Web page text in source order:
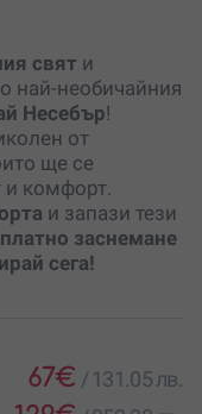
свят и
най-необичайния
Несебър!
от
ще се
и комфорт.
и запази тези
заснемане
сега!
67€ /131.05 лв.